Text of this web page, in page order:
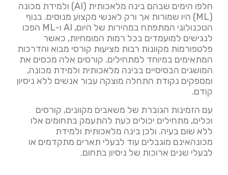
חלפו הימים שבהם בינה מלאכותית (AI) ולמידת מכונה
(ML) היו שמורות אך ורק לאנשי מקצוע מנוסים. בנוף
הטכנולוגי המתפתח במהירות של היום, AI ו-ML הפכו
לנגישים למועמדים בכל רמות המומחיות, כאשר
פלטפורמות מקוונות רבות מציעות קורסי מבוא והדרכות
המתאימים במיוחד למתחילים. קורסים אלה מכסים את
המושגים הבסיסיים בבינה מלאכותית ולמידת מכונה,
ומספקים נקודת התחלה מוצקה עבור אנשים ללא ניסיון
קודם.
עם הזמינות הגוברת של משאבים מקוונים, קורסים
וכלים, מתחילים יכולים כעת להתעמק בתחומים אלו
ללא שום בעיה. ולכן בינה מלאכותית ולמידת
מכונהאינם מוגבלים עוד לבעלי תארים מתקדמים או
לבעלי שנים ארוכות של ניסיון בתחום.